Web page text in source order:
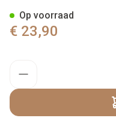
€ 23,90
Op voorraad